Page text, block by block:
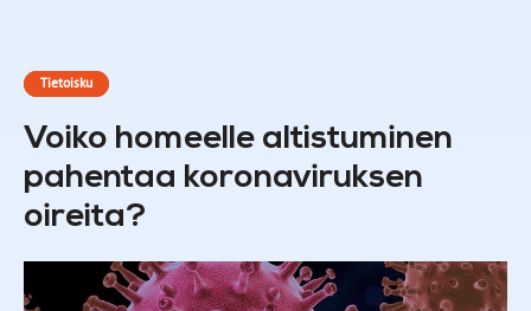
Tietoisku
Voiko homeelle altistuminen
pahentaa koronaviruksen
oireita?